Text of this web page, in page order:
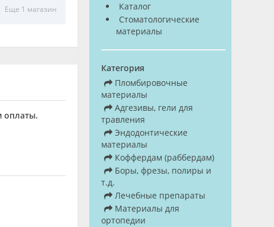
Еще 1 магазин
оплаты.
Каталог
Стоматологические
материалы
Категория
Пломбировочные
материалы
Адгезивы, гели для
травления
Эндодонтические
материалы
Коффердам (раббердам)
Боры, фрезы, полиры и
т.д.
Лечебные препараты
Материалы для
ортопедии